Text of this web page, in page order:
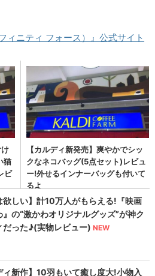
ィニティ フォース）』公式サイト